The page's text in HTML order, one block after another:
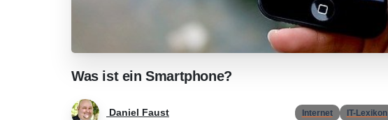
Was ist ein Smartphone?
Daniel Faust Internet IT-Lexikon